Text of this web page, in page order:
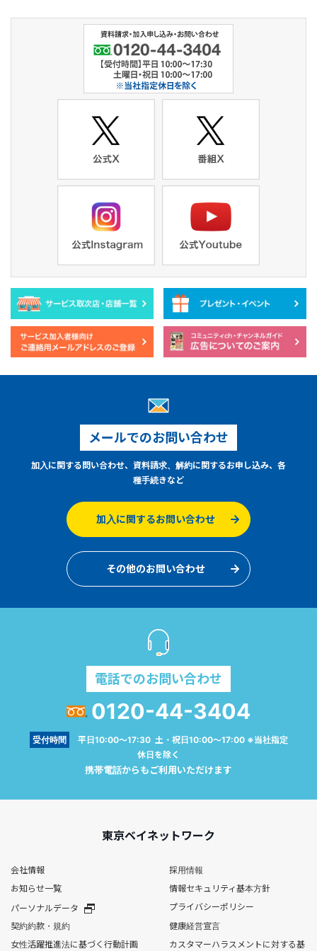
メールでのお問い合わせ
加入に関する問い合わせ、資料請求、解約に関するお申し込み、各
種手続きなど
加入に関するお問い合わせ
その他のお問い合わせ
電話でのお問い合わせ
0120-44-3404
受付時間
平日10:00～17:30 土・祝日10:00～17:00 ※当社指定
休日を除く
携帯電話からもご利用いただけます
東京ベイネットワーク
会社情報
採用情報
お知らせ一覧
情報セキュリティ基本方針
パーソナルデータ
プライバシーポリシー
契約約款・規約
健康経営宣言
女性活躍推進法に基づく行動計画
カスタマーハラスメントに対する基